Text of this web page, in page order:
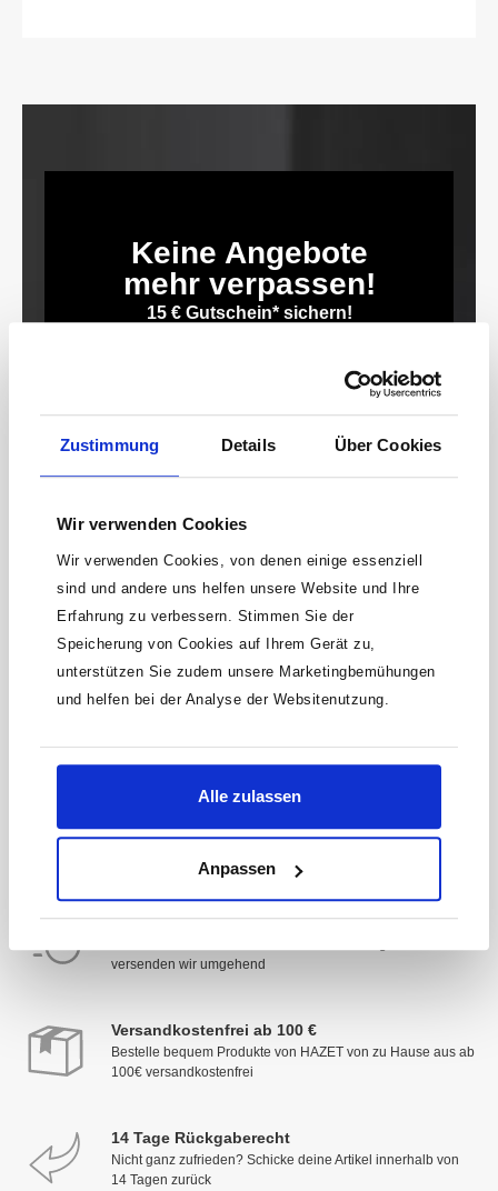
Zustimmung Details Über Cookies
Wir verwenden Cookies
Wir verwenden Cookies, von denen einige essenziell
sind und andere uns helfen unsere Website und Ihre
Erfahrung zu verbessern. Stimmen Sie der
Speicherung von Cookies auf Ihrem Gerät zu,
unterstützen Sie zudem unsere Marketingbemühungen
und helfen bei der Analyse der Websitenutzung.
Alle zulassen
Anpassen
Keine Angebote
mehr verpassen!
15 € Gutschein* sichern!
Newsletter und erhalte Informationen zu
nächsten Einkauf.
einlösbar. Mit der Anmeldung akzeptierst du unsere
Datenschutzbestimmungen. Alle Daten werden vertraulich
Schnelle Lieferung
versenden wir umgehend
Versandkostenfrei ab 100 €
Bestelle bequem Produkte von HAZET von zu Hause aus ab
100€ versandkostenfrei
14 Tage Rückgaberecht
Nicht ganz zufrieden? Schicke deine Artikel innerhalb von
14 Tagen zurück